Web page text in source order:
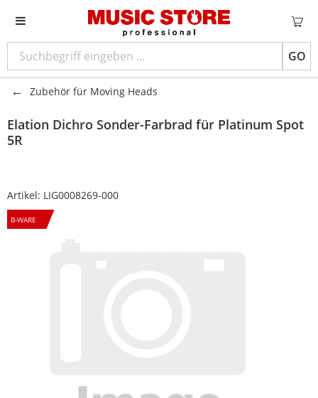
GO
Zubehör für Moving Heads
Elation Dichro Sonder-Farbrad für Platinum Spot
5R
Artikel: LIG0008269-000
B-WARE